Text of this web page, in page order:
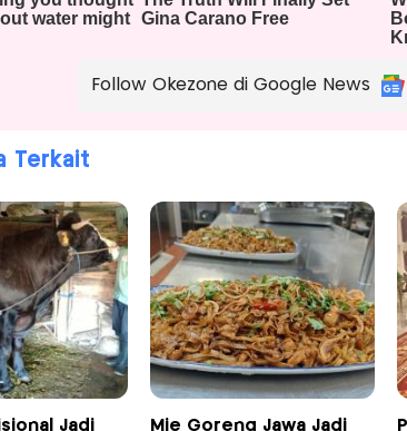
Follow Okezone di Google News
Terkait
Jadi Mie Goreng Jawa Jadi